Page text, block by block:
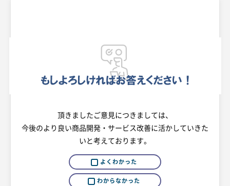
頂きましたご意見につきましては、
今後のより良い商品開発・サービス改善に活かしていきた
いと考えております。
よくわかった
わからなかった